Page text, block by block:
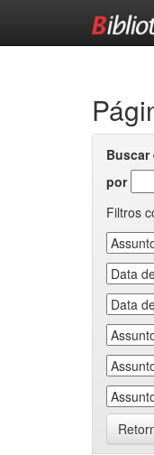
Buscar
por
Filtros